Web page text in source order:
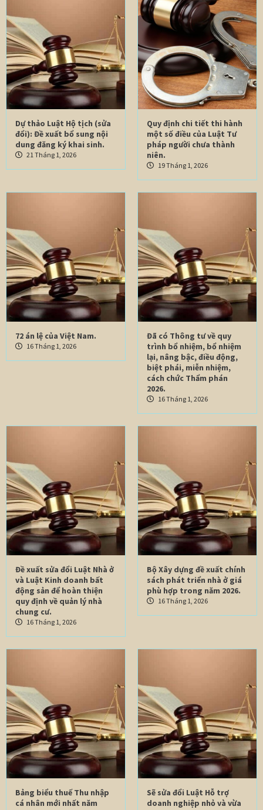
Dự thảo Luật Hộ tịch (sửa
đổi): Đề xuất bổ sung nội
dung đăng ký khai sinh.
21 Tháng 1, 2026
Quy định chi tiết thi hành
một số điều của Luật Tư
pháp người chưa thành
niên.
19 Tháng 1, 2026
72 án lệ của Việt Nam.
16 Tháng 1, 2026
Đã có Thông tư về quy
trình bổ nhiệm, bổ nhiệm
lại, nâng bậc, điều động,
biệt phái, miễn nhiệm,
cách chức Thẩm phán
2026.
16 Tháng 1, 2026
Đề xuất sửa đổi Luật Nhà ở
và Luật Kinh doanh bất
động sản để hoàn thiện
quy định về quản lý nhà
chung cư.
16 Tháng 1, 2026
Bộ Xây dựng đề xuất chính
sách phát triển nhà ở giá
phù hợp trong năm 2026.
16 Tháng 1, 2026
Bảng biểu thuế Thu nhập
cá nhân mới nhất năm
Sẽ sửa đổi Luật Hỗ trợ
doanh nghiệp nhỏ và vừa